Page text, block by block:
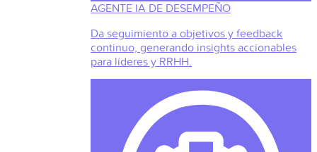
AGENTE IA DE DESEMPEÑO
Da seguimiento a objetivos y feedback
continuo, generando insights accionables
para líderes y RRHH.